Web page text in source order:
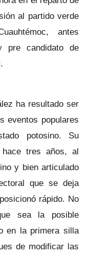
al partido verde
antes
candidato de
ha resultado ser
eventos populares
potosino. Su
tres años, al
y bien articulado
que se deja
rápido. No
sea la posible
en la primera silla
de modificar las